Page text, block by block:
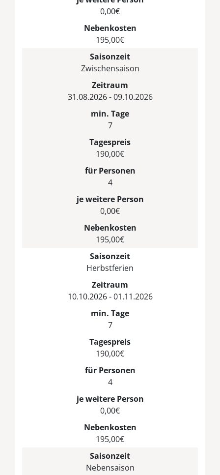
0,00€
Nebenkosten
195,00€
Saisonzeit
Zwischensaison
Zeitraum
31.08.2026 - 09.10.2026
min. Tage
7
Tagespreis
190,00€
für Personen
4
je weitere Person
0,00€
Nebenkosten
195,00€
Saisonzeit
Herbstferien
Zeitraum
10.10.2026 - 01.11.2026
min. Tage
7
Tagespreis
190,00€
für Personen
4
je weitere Person
0,00€
Nebenkosten
195,00€
Saisonzeit
Nebensaison